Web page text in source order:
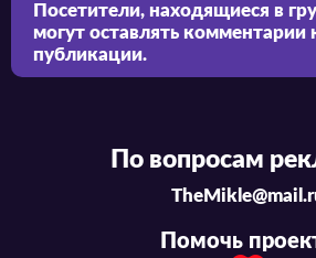
Посетители, находящиеся в
могут оставлять комментарии
публикации.
По вопросам
Помочь